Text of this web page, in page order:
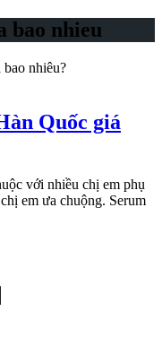
bao nhieu
Quốc giá
với nhiều chị em phụ
em ưa chuộng. Serum